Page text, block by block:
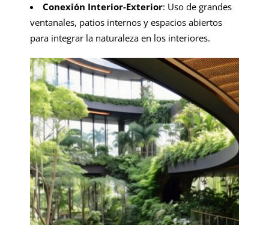
Conexión Interior-Exterior: Uso de grandes
ventanales, patios internos y espacios abiertos
para integrar la naturaleza en los interiores.